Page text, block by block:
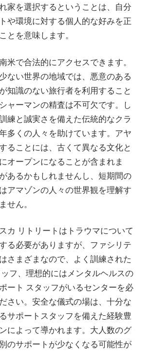
家を選択するということは、自分
や環境に対する個人的な好みを正
とを意味します。
米で合法的にアクセスできます。
ない世界の地域では、悪意のある
知識のない旅行者を利用すること
ャーマンの精査は不可欠です。し
練と誠実さを備えた伝統的なクラ
多くの人々を助けています。アヤ
ることには、古くて異なる文化と
オープンになることが含まれま
あるかもしれませんし、短期間の
アマゾンの人々の世界観を理解す
せん。
カ リトリートはトラウマについて
る必要がありますが、ファシリテ
さまざまなので、よく訓練された
フ、理想的にはメンタルヘルスの
ート スタッフがいるセンターを必
さい。安全な儀式の場は、十分な
サポートスタッフを備えた経験豊
によって導かれます。大人数のグ
のサポートが少なくなる可能性が